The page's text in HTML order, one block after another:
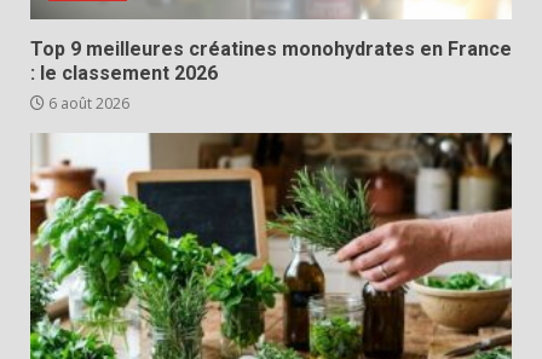
Top 9 meilleures créatines monohydrates en France
: le classement 2026
6 août 2026